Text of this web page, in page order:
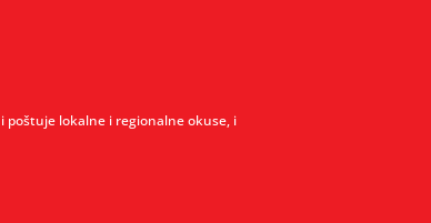
poštuje lokalne i regionalne okuse, i